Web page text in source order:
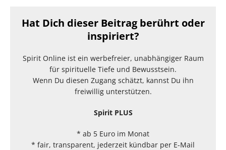
Hat Dich dieser Beitrag berührt oder
inspiriert?
Spirit Online ist ein werbefreier, unabhängiger Raum
für spirituelle Tiefe und Bewusstsein.
Wenn Du diesen Zugang schätzt, kannst Du ihn
freiwillig unterstützen.
Spirit PLUS
* ab 5 Euro im Monat
* fair, transparent, jederzeit kündbar per E-Mail